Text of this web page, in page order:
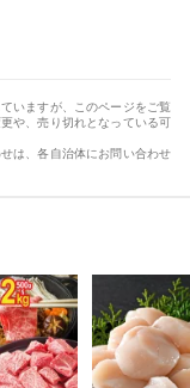
いますが、このページをご覧
や、売り切れとなっている可
は、各自治体にお問い合わせ